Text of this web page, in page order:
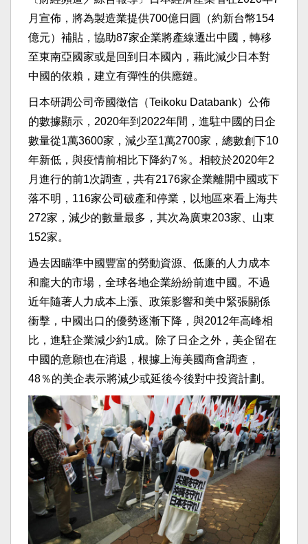
月宣佈，將為製造業提供700億日圓（約新台幣154
億元）補貼，協助87家企業將產線遷出中國，轉移
至東南亞國家或是回到日本國內，藉此減少日本對
中國的依賴，建立有彈性的供應鏈。
日本研調公司帝國徵信（Teikoku Databank）公佈
的數據顯示，2020年到2022年間，進駐中國的日企
數量從1萬3600家，減少至1萬2700家，總數創下10
年新低，與疫情前相比下降約7％。相較於2020年2
月進行的前1次調查，共有2176家企業離開中國或下
落不明，116家公司破產和停業，以地區來看上海共
272家，減少的數量最多，其次為廣東203家、山東
152家。
過去因瞄準中國豐富的勞動資源、低廉的人力成本
和龐大的市場，全球各地企業紛紛前進中國。不過
近年隨著人力成本上漲、政策影響和美中緊張關係
衝擊，中國出口的優勢逐漸下降，與2012年高峰相
比，進駐企業減少約1成。除了日企之外，美企留在
中國的意願也在消退，根據上海美國商會調查，
48％的美企表示將減少或延後今後對中投資計劃。